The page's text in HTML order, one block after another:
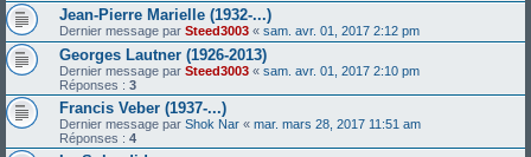
Jean-Pierre Marielle (1932-...)
Dernier message par Steed3003 « sam. avr. 01, 2017 2:12 pm
Georges Lautner (1926-2013)
Dernier message par Steed3003 « sam. avr. 01, 2017 2:10 pm
Réponses : 3
Francis Veber (1937-...)
Dernier message par Shok Nar « mar. mars 28, 2017 11:51 am
Réponses : 4